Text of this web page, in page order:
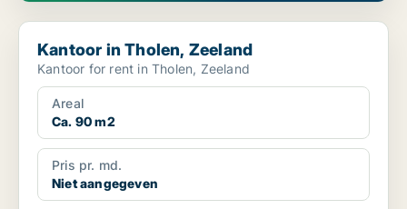
Kantoor in Tholen, Zeeland
Kantoor in Tholen, Zeeland
Kantoor for rent in Tholen, Zeeland
Areal
Ca. 90 m2
Pris pr. md.
Niet aangegeven